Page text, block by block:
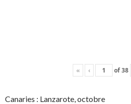
« ‹ of38
Canaries : Lanzarote, octobre